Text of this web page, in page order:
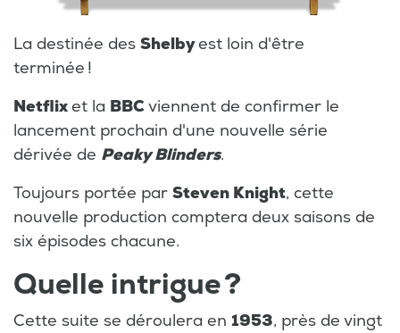
La destinée des Shelbyest loin d'être
terminée !
Netflixet la BBCviennent de confirmer le
lancement prochain d'une nouvelle série
dérivée de Peaky Blinders.
Toujours portée par Steven Knight, cette
nouvelle production comptera deux saisons de
six épisodes chacune.
Quelle intrigue ?
Cette suite se déroulera en 1953, près de vingt